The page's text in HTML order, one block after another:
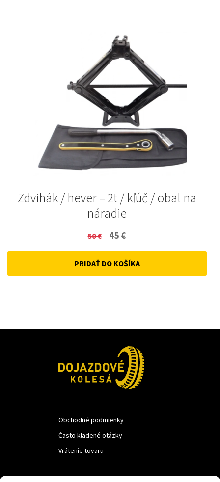
Zdvihák / hever – 2t / kľúč / obal na
náradie
50€
Original
price
was:
45 €
price
is:
PRIDAŤ DO KOŠÍKA
Obchodné podmienky
Často kladené otázky
Vrátenie tovaru